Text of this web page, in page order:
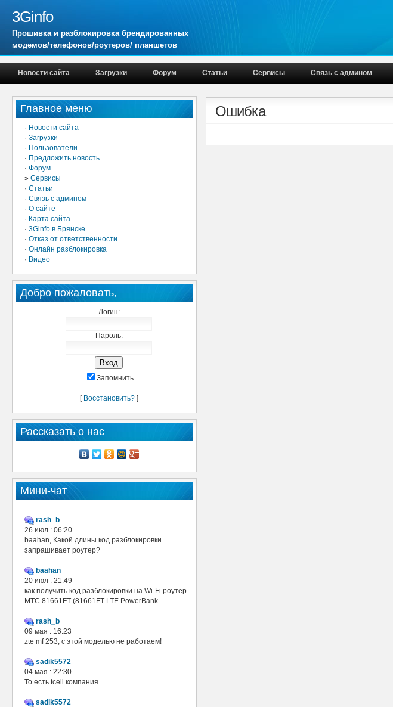
3Ginfo
Прошивка и разблокировка брендированных
модемов/телефонов/роутеров/ планшетов
Новости сайта Загрузки Форум Статьи Сервисы Связь с админом
Главное меню
· Новости сайта
· Загрузки
· Пользователи
· Предложить новость
· Форум
» Сервисы
· Статьи
· Связь с админом
· О сайте
· Карта сайта
· 3Ginfo в Брянске
· Отказ от ответственности
· Онлайн разблокировка
· Видео
Добро пожаловать,
Логин:
Пароль:
Запомнить
[ Восстановить?]
Рассказать о нас
Мини-чат
rash_b
26 июл : 06:20
baahan, Какой длины код разблокировки
запрашивает роутер?
baahan
20 июл : 21:49
как получить код разблокировки на Wi-Fi роутер
МТС 81661FT (81661FT LTE PowerBank
rash_b
09 мая : 16:23
zte mf 253, с этой моделью не работаем!
sadik5572
04 мая : 22:30
То есть tcell компания
sadik5572
Ошибка